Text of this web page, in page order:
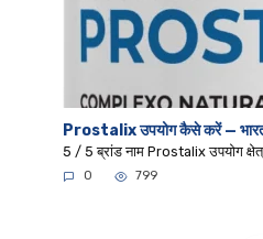
Prostalix उपयोग कैसे करें —
5 / 5 ब्रांड नाम Prostalix उपयोग
0 799